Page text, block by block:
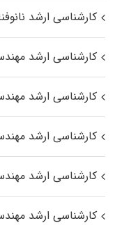
کارشناسی ارشد
کارشناسی ارشد
کارشناسی ارشد
کارشناسی ارشد
کارشناسی ارشد
کارشناسی ارشد